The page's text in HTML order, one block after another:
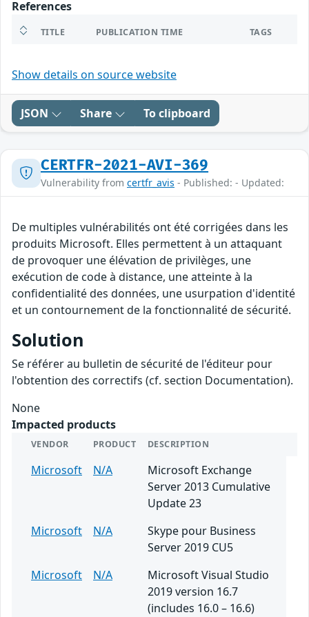
References
TITLE PUBLICATION TIME TAGS
Show details on source website
JSON Share To clipboard
CERTFR-2021-AVI-369
Vulnerability from certfr_avis - Published: - Updated:
De multiples vulnérabilités ont été corrigées dans les
produits Microsoft. Elles permettent à un attaquant
de provoquer une élévation de privilèges, une
exécution de code à distance, une atteinte à la
confidentialité des données, une usurpation d'identité
et un contournement de la fonctionnalité de sécurité.
Solution
Se référer au bulletin de sécurité de l'éditeur pour
l'obtention des correctifs (cf. section Documentation).
None
Impacted products
VENDOR PRODUCT DESCRIPTION
Microsoft N/A
Microsoft Exchange
Server 2013 Cumulative
Update 23
Microsoft
N/A
Skype pour Business
Server 2019 CU5
Microsoft
N/A
Microsoft Visual Studio
2019 version 16.7
(includes 16.0 – 16.6)